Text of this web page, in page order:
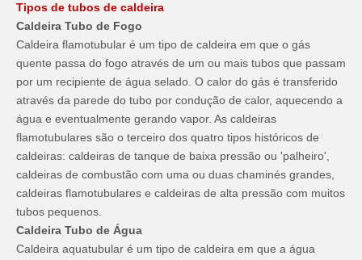
Tipos de tubos de caldeira
Caldeira Tubo de Fogo
Caldeira flamotubular é um tipo de caldeira em que o gás
quente passa do fogo através de um ou mais tubos que passam
por um recipiente de água selado. O calor do gás é transferido
através da parede do tubo por condução de calor, aquecendo a
água e eventualmente gerando vapor. As caldeiras
flamotubulares são o terceiro dos quatro tipos históricos de
caldeiras: caldeiras de tanque de baixa pressão ou 'palheiro',
caldeiras de combustão com uma ou duas chaminés grandes,
caldeiras flamotubulares e caldeiras de alta pressão com muitos
tubos pequenos.
Caldeira Tubo de Água
Caldeira aquatubular é um tipo de caldeira em que a água